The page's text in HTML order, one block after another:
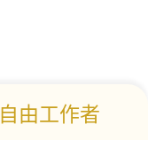
自由工作者